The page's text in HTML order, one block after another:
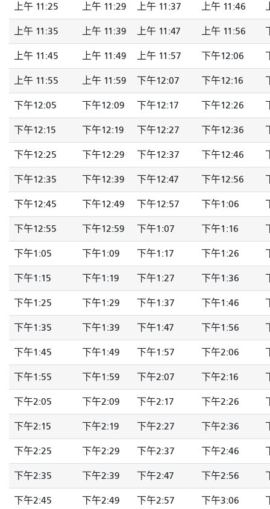
上午 11:25 上午 11:29 上午 11:37 上午 11:46
上午 11:35 上午 11:39 上午 11:47 上午 11:56
上午 11:45 上午 11:49 上午 11:57 下午12:06
上午 11:55 上午 11:59 下午12:07 下午12:16
下午12:05 下午12:09 下午12:17 下午12:26
下午12:15 下午12:19 下午12:27 下午12:36
下午12:25 下午12:29 下午12:37 下午12:46
下午12:35 下午12:39 下午12:47 下午12:56
下午12:45 下午12:49 下午12:57 下午1:06
下午12:55 下午12:59 下午1:07 下午1:16
下午1:05 下午1:09 下午1:17 下午1:26
下午1:15 下午1:19 下午1:27 下午1:36
下午1:25 下午1:29 下午1:37 下午1:46
下午1:35 下午1:39 下午1:47 下午1:56
下午1:45 下午1:49 下午1:57 下午2:06
下午1:55 下午1:59 下午2:07 下午2:16
下午2:05 下午2:09 下午2:17 下午2:26
下午2:15 下午2:19 下午2:27 下午2:36
下午2:25 下午2:29 下午2:37 下午2:46
下午2:35 下午2:39 下午2:47 下午2:56
下午2:45 下午2:49 下午2:57 下午3:06